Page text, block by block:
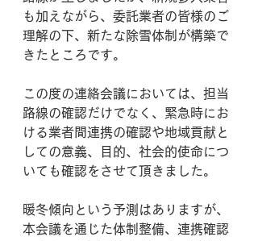
も加えながら、委託業者の皆様のご
理解の下、新たな除雪体制が構築で
きたところです。
この度の連絡会議においては、担当
路線の確認だけでなく、緊急時にお
ける業者間連携の確認や地域貢献と
しての意義、目的、社会的使命につ
いても確認をさせて頂きました。
暖冬傾向という予測はありますが、
本会議を通じた体制整備、連携確認